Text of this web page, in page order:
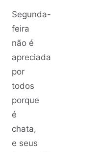
Segunda-
feira
não é
apreciada
por
todos
porque
é
chata,
e seus